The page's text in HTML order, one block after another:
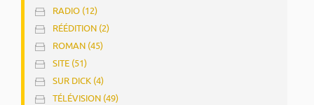
RADIO (12)
RÉÉDITION (2)
ROMAN (45)
SITE (51)
SUR DICK (4)
TÉLÉVISION (49)